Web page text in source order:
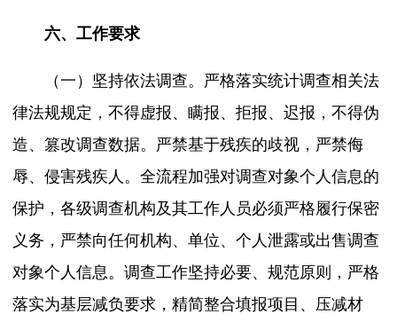
六、工作要求
（一）坚持依法调查。严格落实统计调查相关法
律法规规定，不得虚报、瞒报、拒报、迟报，不得伪
造、篡改调查数据。严禁基于残疾的歧视，严禁侮
辱、侵害残疾人。全流程加强对调查对象个人信息的
保护，各级调查机构及其工作人员必须严格履行保密
义务，严禁向任何机构、单位、个人泄露或出售调查
对象个人信息。调查工作坚持必要、规范原则，严格
落实为基层减负要求，精简整合填报项目、压减材